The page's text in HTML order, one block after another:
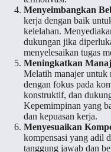
Menyeimbangkan
kerja dengan baik
kelelahan.
dukungan jika
menyelesaikan tugas
Meningkatkan
Melatih manajer untuk
dengan fokus pada
konstruktif, dan
Kepemimpinan yang
dan kepuasan kerja.
Menyesuaikan
kompensasi yang adil
tanggung jawab dan